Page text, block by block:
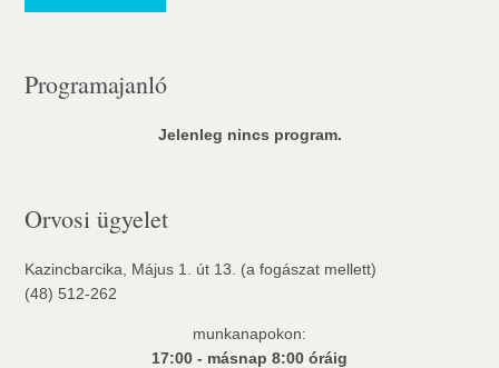
Programajanló
Jelenleg nincs program.
Orvosi ügyelet
Kazincbarcika, Május 1. út 13. (a fogászat mellett)
(48) 512-262
munkanapokon:
17:00 - másnap 8:00 óráig